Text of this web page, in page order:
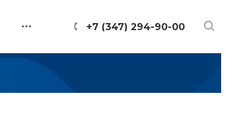
+7 (347) 294-90-00